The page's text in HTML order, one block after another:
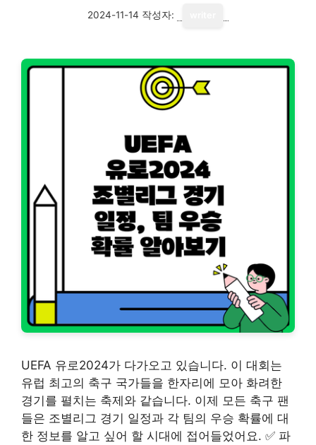
2024-11-14 작성자:
UEFA 유로2024가 다가오고 있습니다. 이 대회는
유럽 최고의 축구 국가들을 한자리에 모아 화려한
경기를 펼치는 축제와 같습니다. 이제 모든 축구 팬
들은 조별리그 경기 일정과 각 팀의 우승 확률에 대
한 정보를 알고 싶어 할 시대에 접어들었어요. ✅ 파